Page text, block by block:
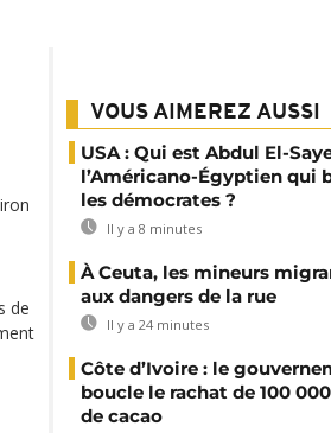
de
VOUS AIMEREZ AUSSI
USA : Qui est Abdul El-
l’Américano-Égyptien qui
les démocrates ?
Il y a 8 minutes
À Ceuta, les mineurs
aux dangers de la rue
Il y a 24 minutes
Côte d’Ivoire : le
boucle le rachat de 100
de cacao